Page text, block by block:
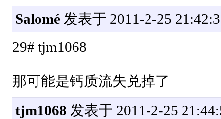
Salomé发表于 2011-2-25
29# tjm1068
那可能是钙质流失兑掉了
tjm1068 发表于 2011-2-25